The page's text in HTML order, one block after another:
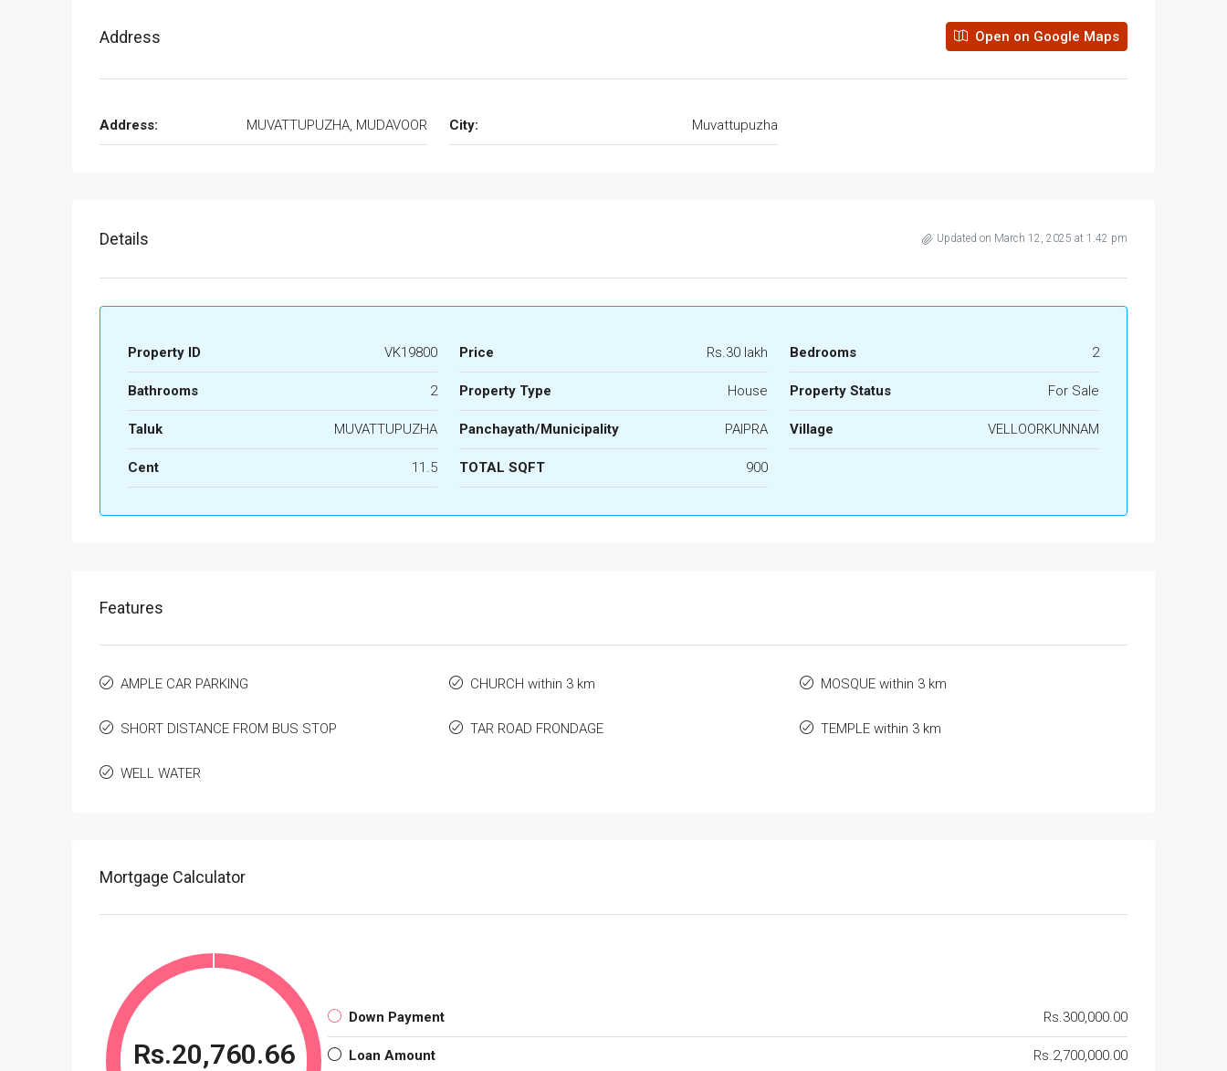
Address Open on Google Maps
Address: MUVATTUPUZHA, MUDAVOOR City: Muvattupuzha
Details Updated on March 12, 2025 at 1:42 pm
Property ID VK19800 Price Rs.30 lakh Bedrooms 2
Bathrooms 2 Property Type House Property Status For Sale
Taluk MUVATTUPUZHA Panchayath/Municipality PAIPRA Village VELLOORKUNNAM
Cent 11.5 TOTAL SQFT 900
Features
AMPLE CAR PARKING CHURCH within 3 km MOSQUE within 3 km
SHORT DISTANCE FROM BUS STOP TAR ROAD FRONDAGE TEMPLE within 3 km
WELL WATER
Mortgage Calculator
Rs.20,760.66
Down Payment Rs.300,000.00
Loan Amount Rs.2,700,000.00